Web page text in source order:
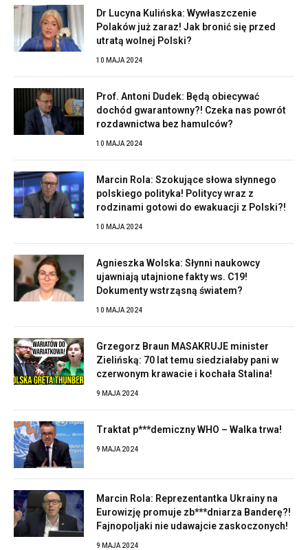
Dr Lucyna Kulińska: Wywłaszczenie
Polaków już zaraz! Jak bronić się przed
utratą wolnej Polski?
10 MAJA 2024
Prof. Antoni Dudek: Będą obiecywać
dochód gwarantowny?! Czeka nas powrót
rozdawnictwa bez hamulców?
10 MAJA 2024
Marcin Rola: Szokujące słowa słynnego
polskiego polityka! Politycy wraz z
rodzinami gotowi do ewakuacji z Polski?!
10 MAJA 2024
Agnieszka Wolska: Słynni naukowcy
ujawniają utajnione fakty ws. C19!
Dokumenty wstrząsną światem?
10 MAJA 2024
Grzegorz Braun MASAKRUJE minister
Zielińską: 70 lat temu siedziałaby pani w
czerwonym krawacie i kochała Stalina!
9 MAJA 2024
Traktat p***demiczny WHO – Walka trwa!
9 MAJA 2024
Marcin Rola: Reprezentantka Ukrainy na
Eurowizję promuje zb***dniarza Banderę?!
Fajnopoljaki nie udawajcie zaskoczonych!
9 MAJA 2024